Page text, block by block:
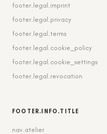
footer.legal.imprint
footer.legal.privacy
footer.legal.terms
footer.legal.cookie_policy
footer.legal.cookie_settings
footer.legal.revocation
FOOTER.INFO.TITLE
nav.atelier